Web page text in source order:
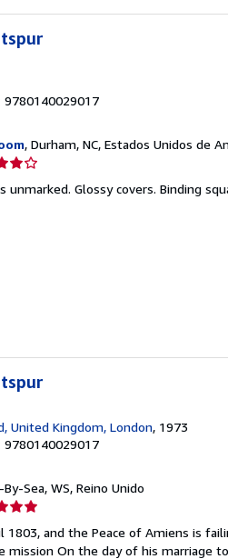
9780140029017
, Durham, NC, Estados Unidos de
unmarked. Glossy covers. Binding
United Kingdom, London, 1973
9780140029017
By-Sea, WS, Reino Unido
1803, and the Peace of Amiens is
mission On the day of his marriage